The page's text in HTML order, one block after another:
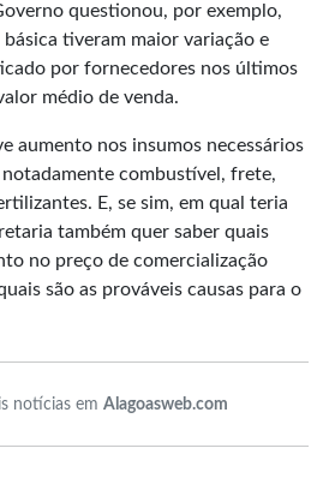
questionou, por exemplo,
tiveram maior variação e
por fornecedores nos últimos
médio de venda.
aumento nos insumos necessários
combustível, frete,
E, se sim, em qual teria
também quer saber quais
no preço de comercialização
são as prováveis causas para o
notícias em Alagoasweb.com